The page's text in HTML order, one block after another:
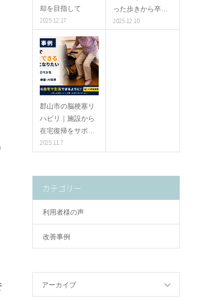
却を目指して
2025.12.17
った歩きから卒…
2025.12.10
郡山市の脳梗塞リ
ハビリ｜施設から
在宅復帰をサポ…
2025.11.7
カテゴリー
利用者様の声
改善事例
アーカイブ